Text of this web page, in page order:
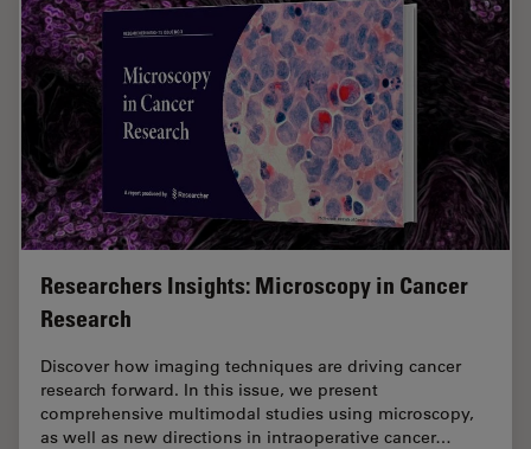
Researchers Insights: Microscopy in Cancer
Research
Discover how imaging techniques are driving cancer
research forward. In this issue, we present
comprehensive multimodal studies using microscopy,
as well as new directions in intraoperative cancer…